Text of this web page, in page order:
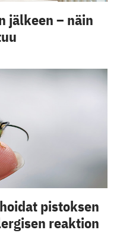
jälkeen – näin
pistoksen
reaktion